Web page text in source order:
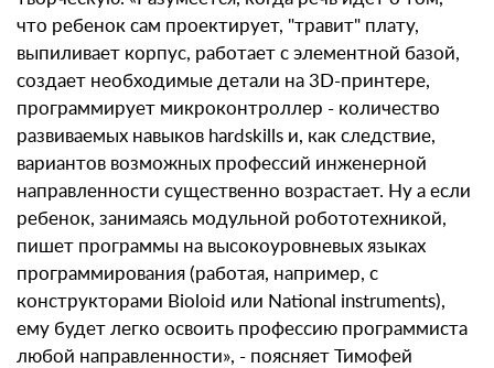
что ребенок сам проектирует, "травит" плату,
выпиливает корпус, работает с элементной базой,
создает необходимые детали на 3D-принтере,
программирует микроконтроллер - количество
развиваемых навыков hardskills и, как следствие,
вариантов возможных профессий инженерной
направленности существенно возрастает. Ну а если
ребенок, занимаясь модульной робототехникой,
пишет программы на высокоуровневых языках
программирования (работая, например, с
конструкторами Bioloid или National instruments),
ему будет легко освоить профессию программиста
любой направленности», - поясняет Тимофей